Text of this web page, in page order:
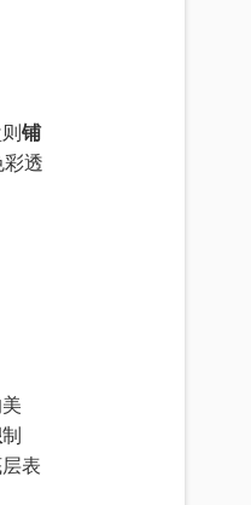
铺
彩透
制
表